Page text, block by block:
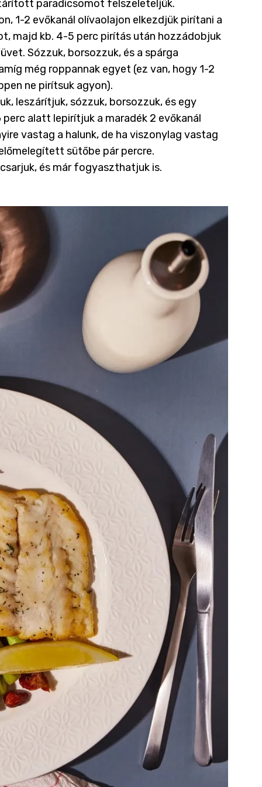
paradicsomot felszeleteljük.
1-2 evőkanál olívaolajon elkezdjük pirítani a
majd kb. 4-5 perc pirítás után hozzádobjuk
Sózzuk, borsozzuk, és a spárga
még roppannak egyet (ez van, hogy 1-2
ne pirítsuk agyon).
leszárítjuk, sózzuk, borsozzuk, és egy
alatt lepirítjuk a maradék 2 evőkanál
vastag a halunk, de ha viszonylag vastag
sütőbe pár percre.
és már fogyaszthatjuk is.